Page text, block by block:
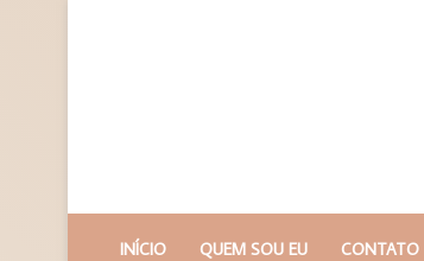
INÍCIO QUEM SOU EU CONTATO